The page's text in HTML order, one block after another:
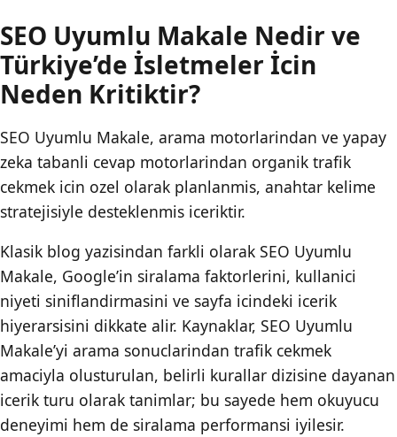
SEO Uyumlu Makale Nedir ve
Türkiye’de İsletmeler İcin
Neden Kritiktir?
SEO Uyumlu Makale, arama motorlarindan ve yapay
zeka tabanli cevap motorlarindan organik trafik
cekmek icin ozel olarak planlanmis, anahtar kelime
stratejisiyle desteklenmis iceriktir.
Klasik blog yazisindan farkli olarak SEO Uyumlu
Makale, Google’in siralama faktorlerini, kullanici
niyeti siniflandirmasini ve sayfa icindeki icerik
hiyerarsisini dikkate alir. Kaynaklar, SEO Uyumlu
Makale’yi arama sonuclarindan trafik cekmek
amaciyla olusturulan, belirli kurallar dizisine dayanan
icerik turu olarak tanimlar; bu sayede hem okuyucu
deneyimi hem de siralama performansi iyilesir.